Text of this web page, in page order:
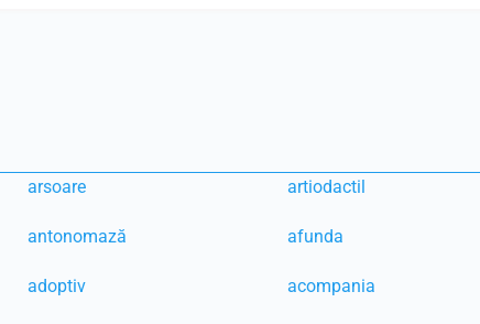
arsoare artiodactil
antonomază afunda
adoptiv acompania